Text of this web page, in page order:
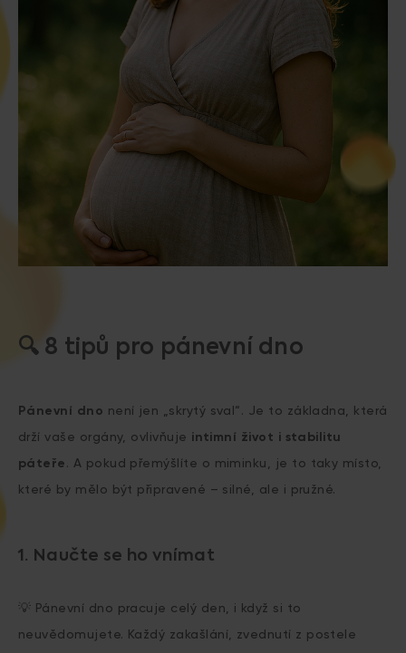
🔍 8 tipů pro pánevní dno
Pánevní dno není jen „skrytý sval“. Je to základna, která
drží vaše orgány, ovlivňuje intimní život i stabilitu
páteře. A pokud přemýšlíte o miminku, je to taky místo,
které by mělo být připravené – silné, ale i pružné.
1. Naučte se ho vnímat
💡 Pánevní dno pracuje celý den, i když si to
neuvědomujete. Každý zakašlání, zvednutí z postele